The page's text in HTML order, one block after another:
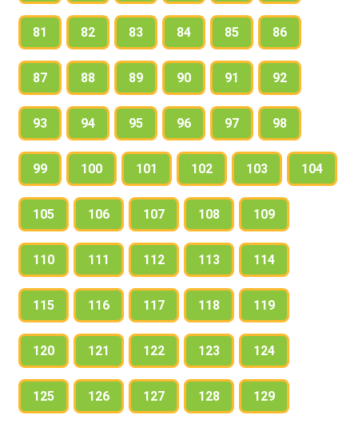
81 82 83 84 85 86
87 88 89 90 91 92
93 94 95 96 97 98
99 100 101 102 103 104
105 106 107 108 109
110 111 112 113 114
115 116 117 118 119
120 121 122 123 124
125 126 127 128 129